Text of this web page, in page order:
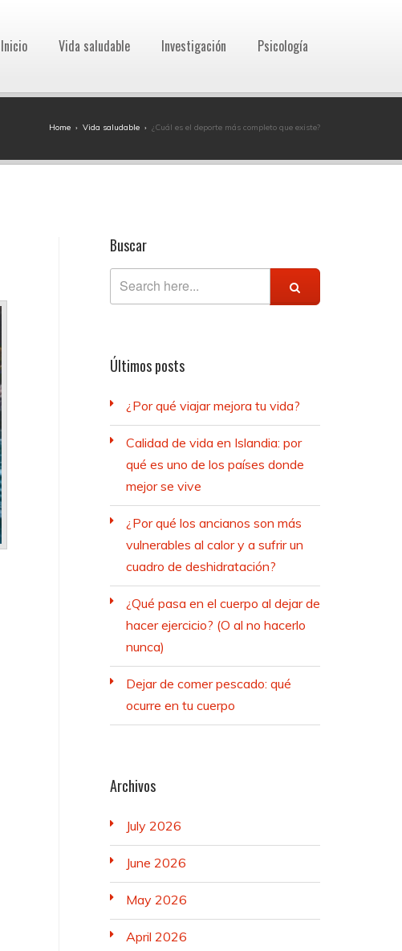
Inicio Vida saludable Investigación Psicología
Home › Vida saludable › ¿Cuál es el deporte más completo que existe?
Buscar
Últimos posts
¿Por qué viajar mejora tu vida?
Calidad de vida en Islandia: por
qué es uno de los países donde
mejor se vive
¿Por qué los ancianos son más
vulnerables al calor y a sufrir un
cuadro de deshidratación?
¿Qué pasa en el cuerpo al dejar de
hacer ejercicio? (O al no hacerlo
nunca)
Dejar de comer pescado: qué
ocurre en tu cuerpo
Archivos
July 2026
June 2026
May 2026
April 2026